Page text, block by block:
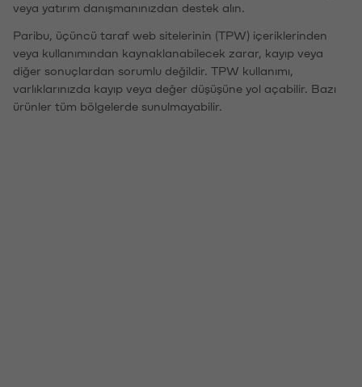
veya yatırım danışmanınızdan destek alın.
Paribu, üçüncü taraf web sitelerinin (TPW) içeriklerinden
veya kullanımından kaynaklanabilecek zarar, kayıp veya
diğer sonuçlardan sorumlu değildir. TPW kullanımı,
varlıklarınızda kayıp veya değer düşüşüne yol açabilir. Bazı
ürünler tüm bölgelerde sunulmayabilir.